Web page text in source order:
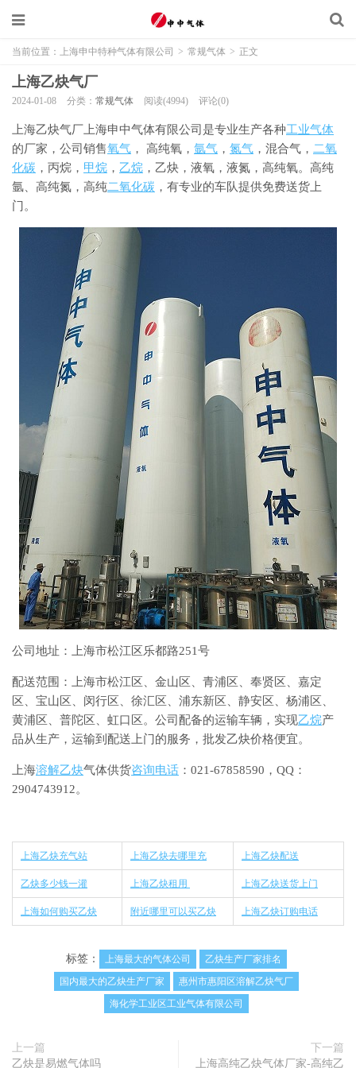
当前位置： 上海申中特种气体有限公司 > 常规气体 > 正文
上海乙炔气厂
2024-01-08 分类： 常规气体 阅读(4994) 评论(0)
上海乙炔气厂上海申中气体有限公司是专业生产各种工业气体
的厂家，公司销售氧气 ， 高纯氧， 氩气 ， 氮气 ，混合气， 二氧
化碳 ，丙烷， 甲烷 ， 乙烷 ，乙炔，液氧，液氮，高纯氧。高纯
氩、高纯氮，高纯二氧化碳 ，有专业的车队提供免费送货上
门。
公司地址：上海市松江区乐都路251号
配送范围：上海市松江区、金山区、青浦区、奉贤区、嘉定
区、宝山区、闵行区、徐汇区、浦东新区、静安区、杨浦区、
黄浦区、普陀区、虹口区。公司配备的运输车辆，实现乙烷产
品从生产，运输到配送上门的服务，批发乙炔价格便宜。
上海溶解乙炔气体供货咨询电话 ：021-67858590，QQ：
2904743912。
上海乙炔充气站 上海乙炔去哪里充 上海乙炔配送
乙炔多少钱一灌 上海乙炔租用 上海乙炔送货上门
上海如何购买乙炔 附近哪里可以买乙炔 上海乙炔订购电话
标签： 上海最大的气体公司
乙炔生产厂家排名
国内最大的乙炔生产厂家
惠州市惠阳区溶解乙炔气厂
海化学工业区工业气体有限公司
上一篇
乙炔是易燃气体吗
下一篇
上海高纯乙炔气体厂家-高纯乙